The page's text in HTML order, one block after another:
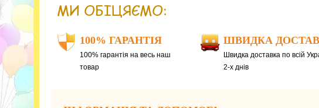
МИ ОБІЦЯЄМО:
100% ГАРАНТІЯ
100% гарантія на весь наш
товар
ШВИДКА
Швидка доставка по всій
2-х днів